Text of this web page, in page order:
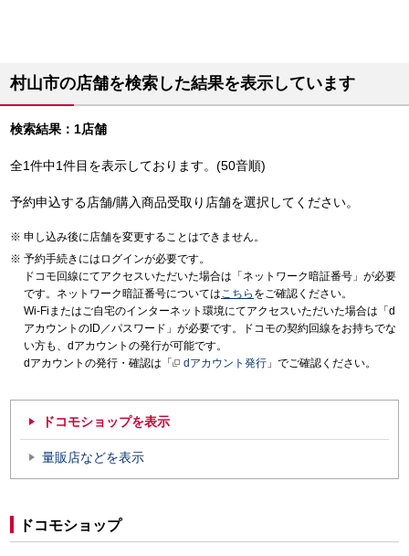
村山市の店舗を検索した結果を表示しています
検索結果：1店舗
全1件中1件目を表示しております。(50音順)
予約申込する店舗/購入商品受取り店舗を選択してください。
申し込み後に店舗を変更することはできません。
予約手続きにはログインが必要です。
ドコモ回線にてアクセスいただいた場合は「ネットワーク暗証番号」が必要
です。ネットワーク暗証番号についてはこちら をご確認ください。
Wi-Fiまたはご自宅のインターネット環境にてアクセスいただいた場合は「d
アカウントのID／パスワード」が必要です。ドコモの契約回線をお持ちでな
い方も、dアカウントの発行が可能です。
dアカウントの発行・確認は「
dアカウント発行 」でご確認ください。
ドコモショップを表示
量販店などを表示
ドコモショップ